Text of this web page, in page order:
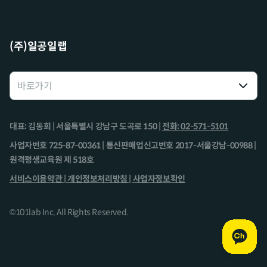
(주)일공일랩
대표: 김동희 | 서울특별시 강남구 도곡로 150 | 전화: 02-571-5101
사업자번호 725-87-00361 | 통신판매업신고번호 2017-서울강남-00988 |
원격평생교육원 제 518호
서비스이용약관 | 개인정보처리방침 | 사업자정보확인
©101lab Inc. All Rights Reserved.